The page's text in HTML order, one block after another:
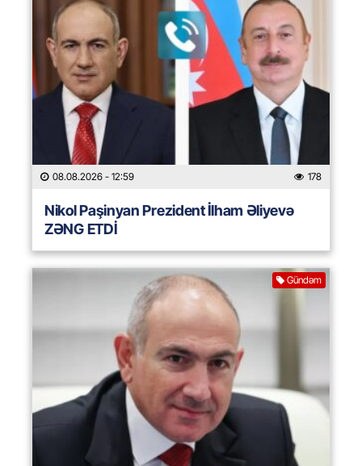
08.08.2026 - 12:59 178
Nikol Paşinyan Prezident İlham Əliyevə
ZƏNG ETDİ
Gündəm